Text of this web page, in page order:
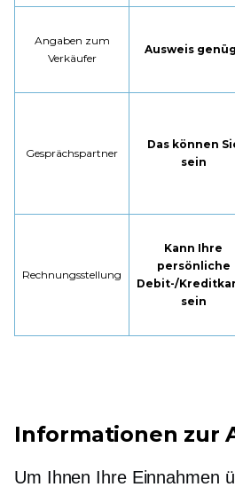
Angaben zum
Verkäufer
Ausweis
Gesprächspartner
Das können
sein
Rechnungsstellung
Kann Ihre
persönliche
Debit-/
sein
Informationen zur
Um Ihnen Ihre Einnahmen